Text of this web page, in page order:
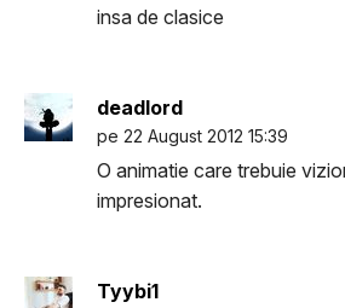
insa de clasice
deadlord
pe 22 August 2012 15:39
O animatie care trebuie
impresionat.
Tyybi1